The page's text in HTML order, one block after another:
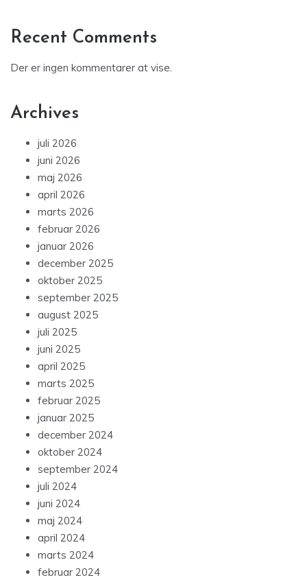
Recent Comments
Der er ingen kommentarer at vise.
Archives
juli 2026
juni 2026
maj 2026
april 2026
marts 2026
februar 2026
januar 2026
december 2025
oktober 2025
september 2025
august 2025
juli 2025
juni 2025
april 2025
marts 2025
februar 2025
januar 2025
december 2024
oktober 2024
september 2024
juli 2024
juni 2024
maj 2024
april 2024
marts 2024
februar 2024